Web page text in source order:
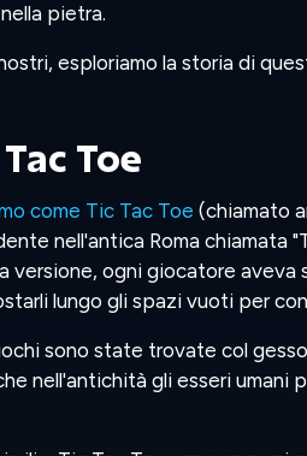
pietra.
esploriamo la storia di
Toe
come Tic Tac Toe (chiamato
nell'antica Roma chiamata
versione, ogni giocatore aveva
lungo gli spazi vuoti per
sono state trovate col
nell'antichità gli esseri umani